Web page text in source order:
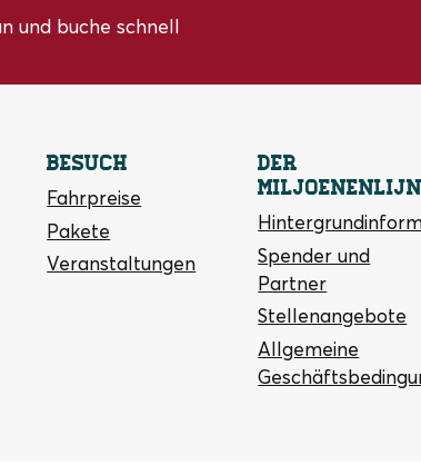
und buche schnell
Besuch
Fahrpreise
Pakete
Veranstaltungen
Der
Miljoenenlijn
Spender und
Partner
Stellenangebote
Allgemeine